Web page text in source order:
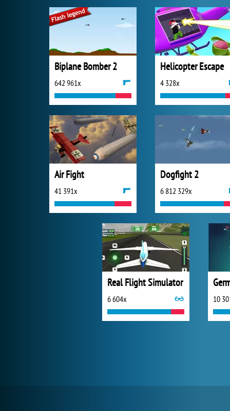
Biplane Bomber 2
642 961x
Helicopter Escape
4 328x
Air Fight
41 391x
Dogfight 2
6 812 329x
Real Flight Simulator
6 604x 10